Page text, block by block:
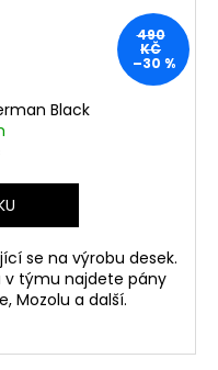
490
KČ
–30 %
Black
se na výrobu desek.
v týmu najdete pány
Mozolu a další.